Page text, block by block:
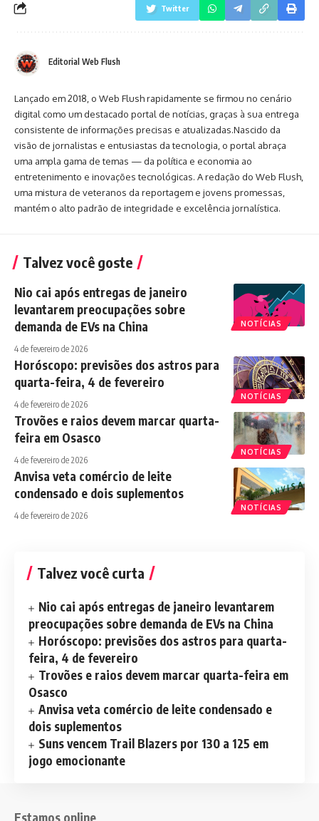
Twitter
Editorial Web Flush
Lançado em 2018, o Web Flush rapidamente se firmou no cenário
digital como um destacado portal de notícias, graças à sua entrega
consistente de informações precisas e atualizadas.Nascido da
visão de jornalistas e entusiastas da tecnologia, o portal abraça
uma ampla gama de temas — da política e economia ao
entretenimento e inovações tecnológicas. A redação do Web Flush,
uma mistura de veteranos da reportagem e jovens promessas,
mantém o alto padrão de integridade e excelência jornalística.
Talvez você goste
NOTÍCIAS
Nio cai após entregas de janeiro
levantarem preocupações sobre
demanda de EVs na China
4 de fevereiro de 2026
NOTÍCIAS
Horóscopo: previsões dos astros para
quarta-feira, 4 de fevereiro
4 de fevereiro de 2026
NOTÍCIAS
Trovões e raios devem marcar quarta-
feira em Osasco
4 de fevereiro de 2026
NOTÍCIAS
Anvisa veta comércio de leite
condensado e dois suplementos
4 de fevereiro de 2026
Talvez você curta
Nio cai após entregas de janeiro levantarem
preocupações sobre demanda de EVs na China
Horóscopo: previsões dos astros para quarta-
feira, 4 de fevereiro
Trovões e raios devem marcar quarta-feira em
Osasco
Anvisa veta comércio de leite condensado e
dois suplementos
Suns vencem Trail Blazers por 130 a 125 em
jogo emocionante
Estamos online